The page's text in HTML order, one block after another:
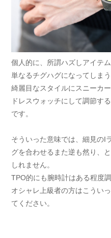
個人的に、所謂ハズしアイテ
単なるチグハグになってしま
綺麗目なスタイルにスニーカ
ドレスウォッチにして調節す
です。
そういった意味では、細見のI
グを合わせるまた逆も然り、
しれません。
TPO的にも腕時計はある程度
オシャレ上級者の方はこうい
てください。